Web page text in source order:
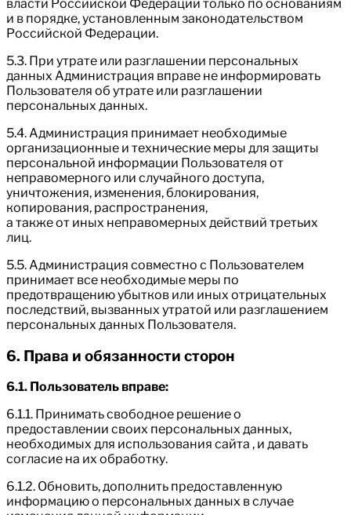
власти Российской Федерации только по основаниям
и в порядке, установленным законодательством
Российской Федерации.
5.3. При утрате или разглашении персональных
данных Администрация вправе не информировать
Пользователя об утрате или разглашении
персональных данных.
5.4. Администрация принимает необходимые
организационные и технические меры для защиты
персональной информации Пользователя от
неправомерного или случайного доступа,
уничтожения, изменения, блокирования,
копирования, распространения,
а также от иных неправомерных действий третьих
лиц.
5.5. Администрация совместно с Пользователем
принимает все необходимые меры по
предотвращению убытков или иных отрицательных
последствий, вызванных утратой или разглашением
персональных данных Пользователя.
6. Права и обязанности сторон
6.1. Пользователь вправе:
6.1.1. Принимать свободное решение о
предоставлении своих персональных данных,
необходимых для использования сайта , и давать
согласие на их обработку.
6.1.2. Обновить, дополнить предоставленную
информацию о персональных данных в случае